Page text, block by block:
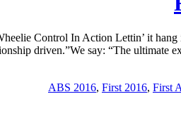
Control In Action Lettin’ it
driven.”We say: “The ultimate
ABS 2016, First 2016, First